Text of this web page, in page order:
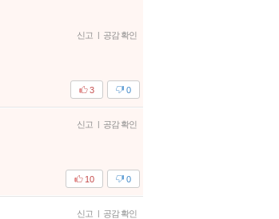
신고 | 공감 확인
0
3
신고 | 공감 확인
0
10
신고 | 공감 확인